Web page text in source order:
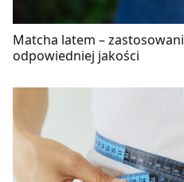
Matcha latem –
odpowiedniej jakości